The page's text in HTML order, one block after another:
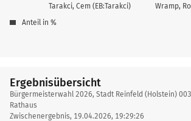
Tarakci, Cem (EB:Tarakci) Wramp,
Anteil in %
Ergebnisübersicht
Ergebnisübersicht
Bürgermeisterwahl 2026, Stadt Reinfeld (Holstein)
Rathaus
Zwischenergebnis, 19.04.2026, 19:29:26